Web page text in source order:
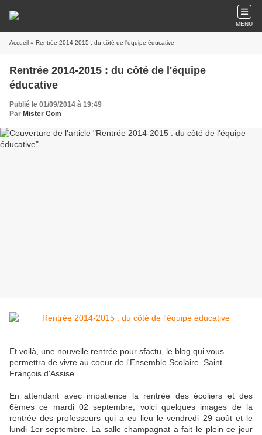
MENU
Accueil » Rentrée 2014-2015 : du côté de l'équipe éducative
Rentrée 2014-2015 : du côté de l'équipe
éducative
Publié le 01/09/2014 à 19:49
Par Mister Com
Et voilà, une nouvelle rentrée pour sfactu, le blog qui vous
permettra de vivre au coeur de l'Ensemble Scolaire Saint
François d'Assise.
En attendant avec impatience la rentrée des écoliers et des
6èmes ce mardi 02 septembre, voici quelques images de la
rentrée des professeurs qui a eu lieu le vendredi 29 août et le
lundi 1er septembre. La salle champagnat a fait le plein ce jour